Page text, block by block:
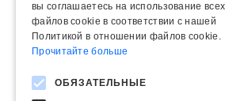
вы соглашаетесь на использование всех
файлов cookie в соответствии с нашей
Политикой в ​​отношении файлов cookie.
Прочитайте больше
ОБЯЗАТЕЛЬНЫЕ